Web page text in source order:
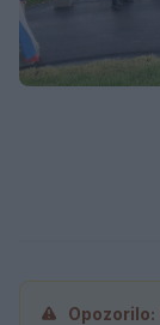
Opozorilo: